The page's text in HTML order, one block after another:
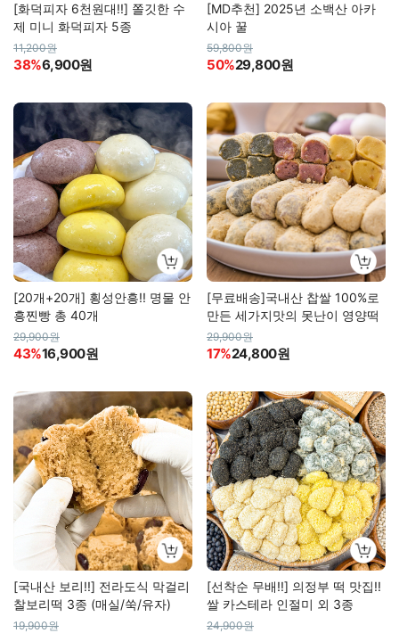
[화덕피자 6천원대!!] 쫄깃한 수
제 미니 화덕피자 5종
11,200원
38%6,900원
[MD추천] 2025년 소백산 아카
시아 꿀
59,800원
50%29,800원
[20개+20개] 횡성안흥!! 명물 안
흥찐빵 총 40개
29,900원
43%16,900원
[무료배송]국내산 찹쌀 100%로
만든 세가지맛의 못난이 영양떡
29,900원
17%24,800원
[국내산 보리!!] 전라도식 막걸리
찰보리떡 3종 (매실/쑥/유자)
19,900원
[선착순 무배!!] 의정부 떡 맛집!!
쌀 카스테라 인절미 외 3종
24,900원